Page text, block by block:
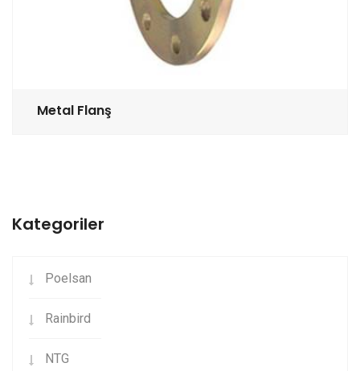
Metal Flanş
Kategoriler
Poelsan
Rainbird
NTG